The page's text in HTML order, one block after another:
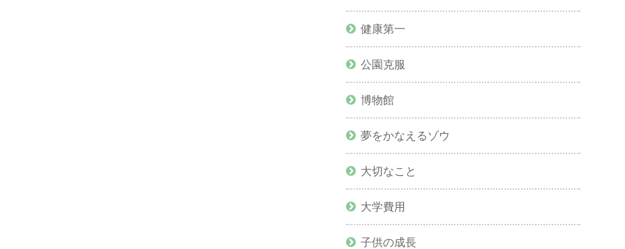
健康第一
公園克服
博物館
夢をかなえるゾウ
大切なこと
大学費用
子供の成長